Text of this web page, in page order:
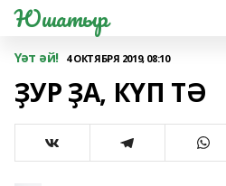
Юшатыр
Үәт әй! 4 ОКТЯБРЯ 2019, 08:10
ҘУР ҘА, КҮП ТӘ